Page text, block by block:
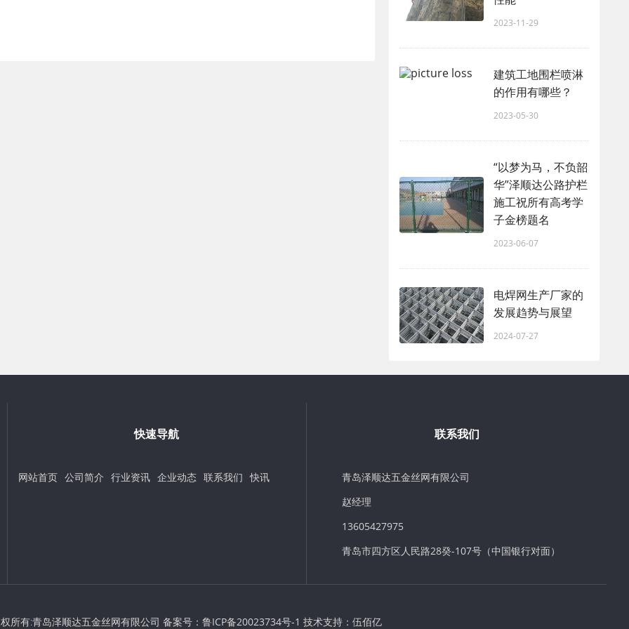
2023-11-29
建筑工地围栏喷淋
的作用有哪些？
2023-05-30
“以梦为马，不负韶
华”泽顺达公路护栏
施工祝所有高考学
子金榜题名
2023-06-07
电焊网生产厂家的
发展趋势与展望
2024-07-27
快速导航
网站首页 公司简介 行业资讯 企业动态 联系我们 快讯
联系我们
青岛泽顺达五金丝网有限公司
赵经理
13605427975
青岛市四方区人民路28癸-107号（中国银行对面）
所有:青岛泽顺达五金丝网有限公司 备案号： 鲁ICP备20023734号-1 技术支持： 伍佰亿